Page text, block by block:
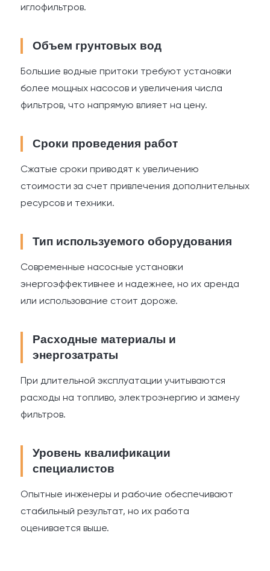
иглофильтров.
Объем грунтовых вод
Большие водные притоки требуют установки
более мощных насосов и увеличения числа
фильтров, что напрямую влияет на цену.
Сроки проведения работ
Сжатые сроки приводят к увеличению
стоимости за счет привлечения дополнительных
ресурсов и техники.
Тип используемого оборудования
Современные насосные установки
энергоэффективнее и надежнее, но их аренда
или использование стоит дороже.
Расходные материалы и
энергозатраты
При длительной эксплуатации учитываются
расходы на топливо, электроэнергию и замену
фильтров.
Уровень квалификации
специалистов
Опытные инженеры и рабочие обеспечивают
стабильный результат, но их работа
оценивается выше.